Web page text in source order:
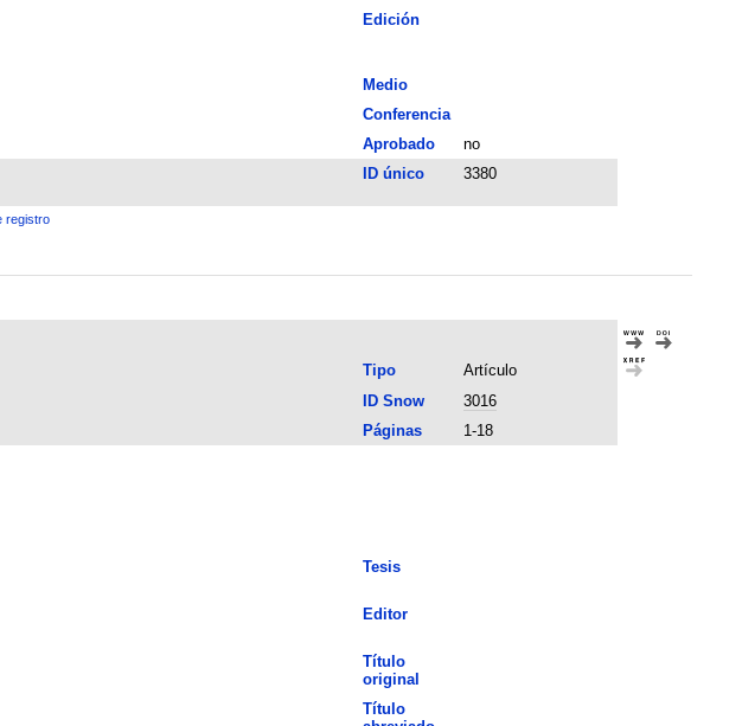
Edición
Medio
Conferencia
Aprobado
no
ID único 3380
registro
Tipo
Artículo
ID Snow
3016
Páginas
1-18
Tesis
Editor
Título
original
Título